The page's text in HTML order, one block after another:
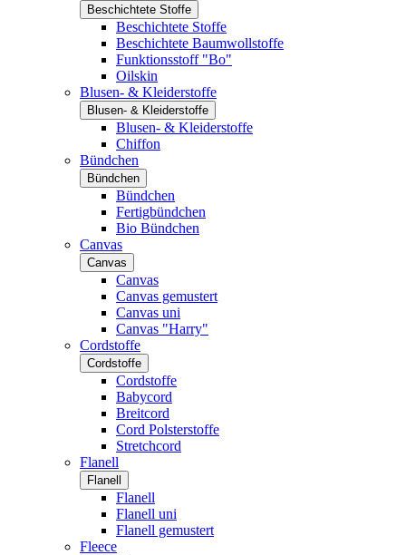
Beschichtete Stoffe
Beschichtete Stoffe
Beschichtete Baumwollstoffe
Funktionsstoff "Bo"
Oilskin
Blusen- & Kleiderstoffe
Blusen- & Kleiderstoffe
Blusen- & Kleiderstoffe
Chiffon
Bündchen
Bündchen
Bündchen
Fertigbündchen
Bio Bündchen
Canvas
Canvas
Canvas
Canvas gemustert
Canvas uni
Canvas "Harry"
Cordstoffe
Cordstoffe
Cordstoffe
Babycord
Breitcord
Cord Polsterstoffe
Stretchcord
Flanell
Flanell
Flanell
Flanell uni
Flanell gemustert
Fleece